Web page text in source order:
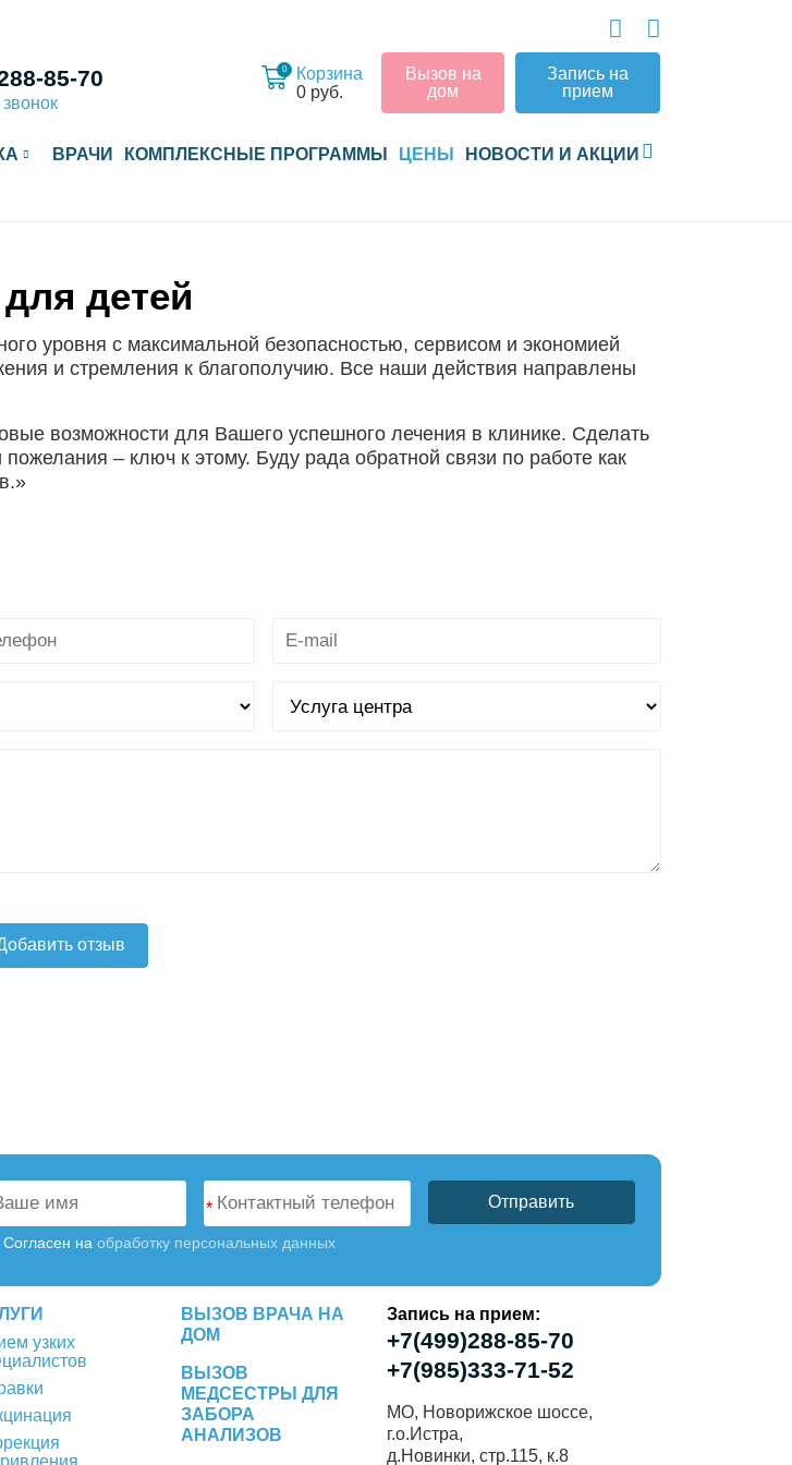
85-70 Корзина
0
0 руб.
Вызов на
дом
Запись на
прием
ВРАЧИ КОМПЛЕКСНЫЕ ПРОГРАММЫ ЦЕНЫ НОВОСТИ И АКЦИИ
детей
уровня с максимальной безопасностью, сервисом и экономией
и стремления к благополучию. Все наши действия направлены
возможности для Вашего успешного лечения в клинике. Сделать
– ключ к этому. Буду рада обратной связи по работе как
*
Согласен наобработку персональных данных
узких
ВЫЗОВ ВРАЧА НА
ДОМ
ВЫЗОВ
МЕДСЕСТРЫ ДЛЯ
ЗАБОРА
АНАЛИЗОВ
Запись на прием:
+7(499)288-85-70
+7(985)333-71-52
МО, Новорижское шоссе,
г.о.Истра,
д.Новинки, стр.115, к.8